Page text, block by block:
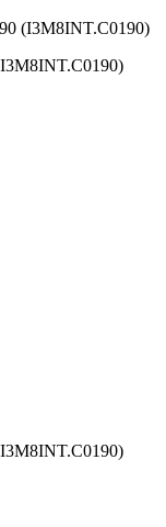
(I3M8INT.C0190)